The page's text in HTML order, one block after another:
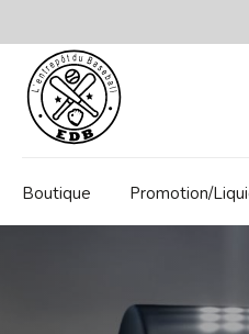
Boutique Promotion/